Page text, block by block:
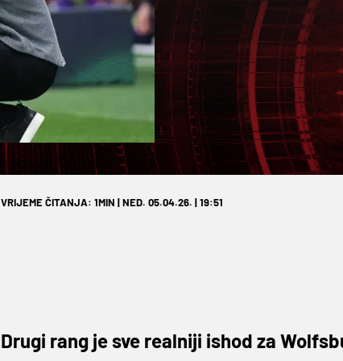
VRIJEME ČITANJA: 1MIN | NED. 05.04.26. | 19:51
Drugi rang je sve realniji ishod za